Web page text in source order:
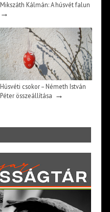
Mikszáth Kálmán: A húsvét falun
→
Húsvéti csokor – Németh István
Péter összeállítása →